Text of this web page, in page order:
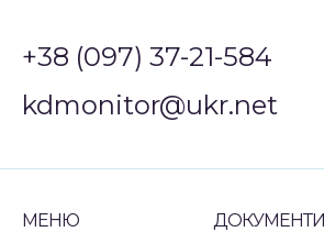
+38 (097) 37-21-584
kdmonitor@ukr.net
МЕНЮ ДОКУМЕНТИ